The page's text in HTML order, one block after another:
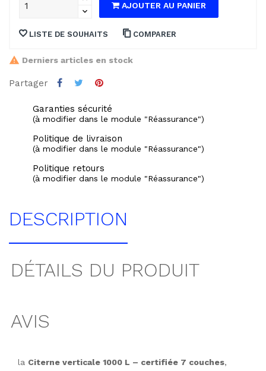
AJOUTER AU PANIER
LISTE DE SOUHAITS COMPARER
Derniers articles en stock
Partager
Garanties sécurité
(à modifier dans le module "Réassurance")
Politique de livraison
(à modifier dans le module "Réassurance")
Politique retours
(à modifier dans le module "Réassurance")
DESCRIPTION
DÉTAILS DU PRODUIT
AVIS
la Citerne verticale 1000 L – certifiée 7 couches,